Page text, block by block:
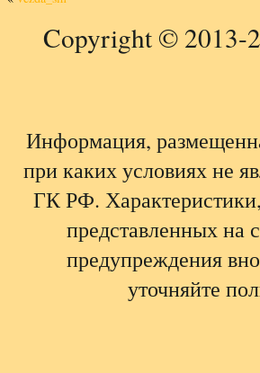
Copyright © 2013-
Информация,
при каких условиях не
ГК РФ.
представленных на
предупреждения
уточняйте